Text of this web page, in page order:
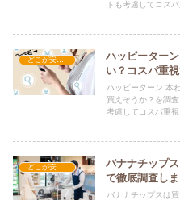
トも考慮してコス
どこが安い？-お菓子・スイーツ・アイス
ハッピーター
い？コスパ重
ハッピーターン 本
買えそうか？を調
考慮してコスパ重
どこが安い？-お菓子・スイーツ・アイス
バナナチップ
で徹底調査し
バナナチップスは